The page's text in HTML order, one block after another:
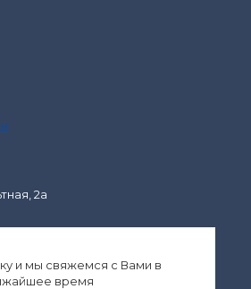
2а
и мы свяжемся с Вами в
время